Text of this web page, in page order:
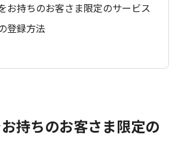
お持ちのお客さま限定のサービス
登録方法
持ちのお客さま限定の